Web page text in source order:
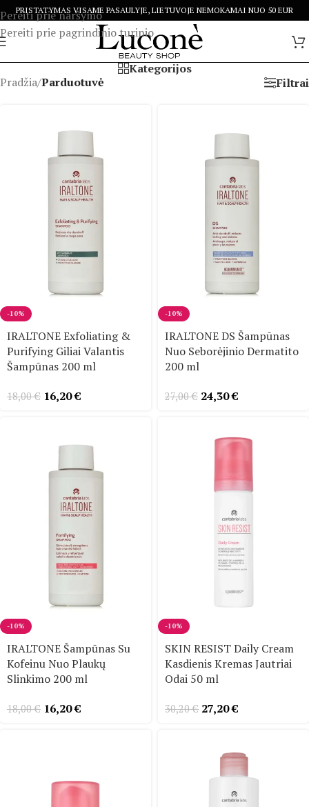
Pereiti prie naršymo
Pereiti prie pagrindinio turinio
PRISTATYMAS VISAME PASAULYJE, LIETUVOJE NEMOKAMAI NUO 50 EUR
Kategorijos
Pradžia/Parduotuvė Filtrai
-10%
IRALTONE Exfoliating &
Purifying Giliai Valantis
Šampūnas 200 ml
18,00€ 16,20€
-10%
IRALTONE DS Šampūnas
Nuo Seborėjinio Dermatito
200 ml
27,00€ 24,30€
-10%
IRALTONE Šampūnas Su
Kofeinu Nuo Plaukų
Slinkimo 200 ml
18,00€ 16,20€
-10%
SKIN RESIST Daily Cream
Kasdienis Kremas Jautriai
Odai 50 ml
30,20€ 27,20€